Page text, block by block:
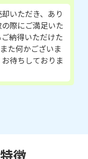
いただき、あり
際にご満足いた
納得いただけた
た何かございま
待ちしておりま